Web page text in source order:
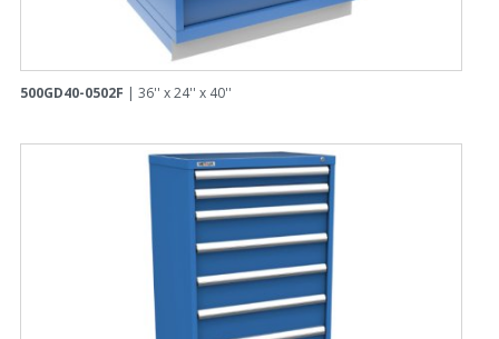
500GD40-0502F | 36'' x 24'' x 40''